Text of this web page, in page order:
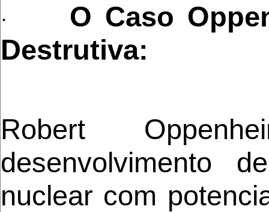
·
O Caso
Destrutiva:
Robert
desenvolvimento
nuclear com